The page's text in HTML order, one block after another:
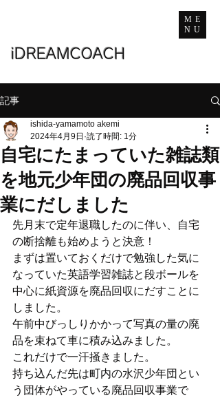
ME
NU
iDREAMCOACH
記事
自宅にたまっていた雑誌類
を地元少年団の廃品回収事
業にだしました
ishida-yamamoto akemi
2024年4月9日 読了時間: 1分
先月末で定年退職したのに伴い、自宅
の断捨離も始めようと決意！
まずは置いておくだけで勉強した気に
なっていた英語学習雑誌と段ボールを
中心に紙資源を廃品回収にだすことに
しました。
午前中びっしりかかって写真の量の廃
品を束ねて車に積み込みました。
これだけで一汗掻きました。
持ち込んだ先は町内の水沢少年団とい
う団体がやっている廃品回収事業で